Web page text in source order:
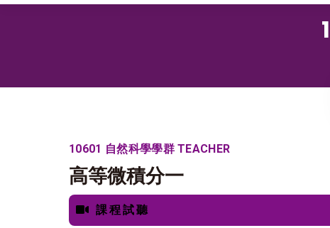
10601 自然科學學群 TEACHER
高等微積分一
課程試聽